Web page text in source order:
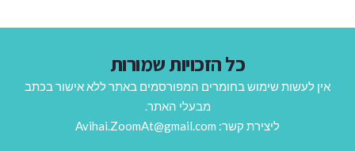
כל הזכויות שמורות
אין לעשות שימוש בחומרים המפורסמים באתר ללא אישור בכתב
מבעלי האתר.
ליצירת קשר: Avihai.ZoomAt@gmail.com